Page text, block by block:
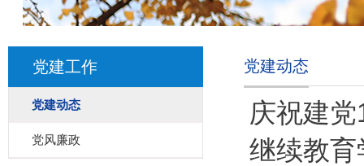
党建工作
党建动态
党风廉政
党建动态
庆祝建党
继续教